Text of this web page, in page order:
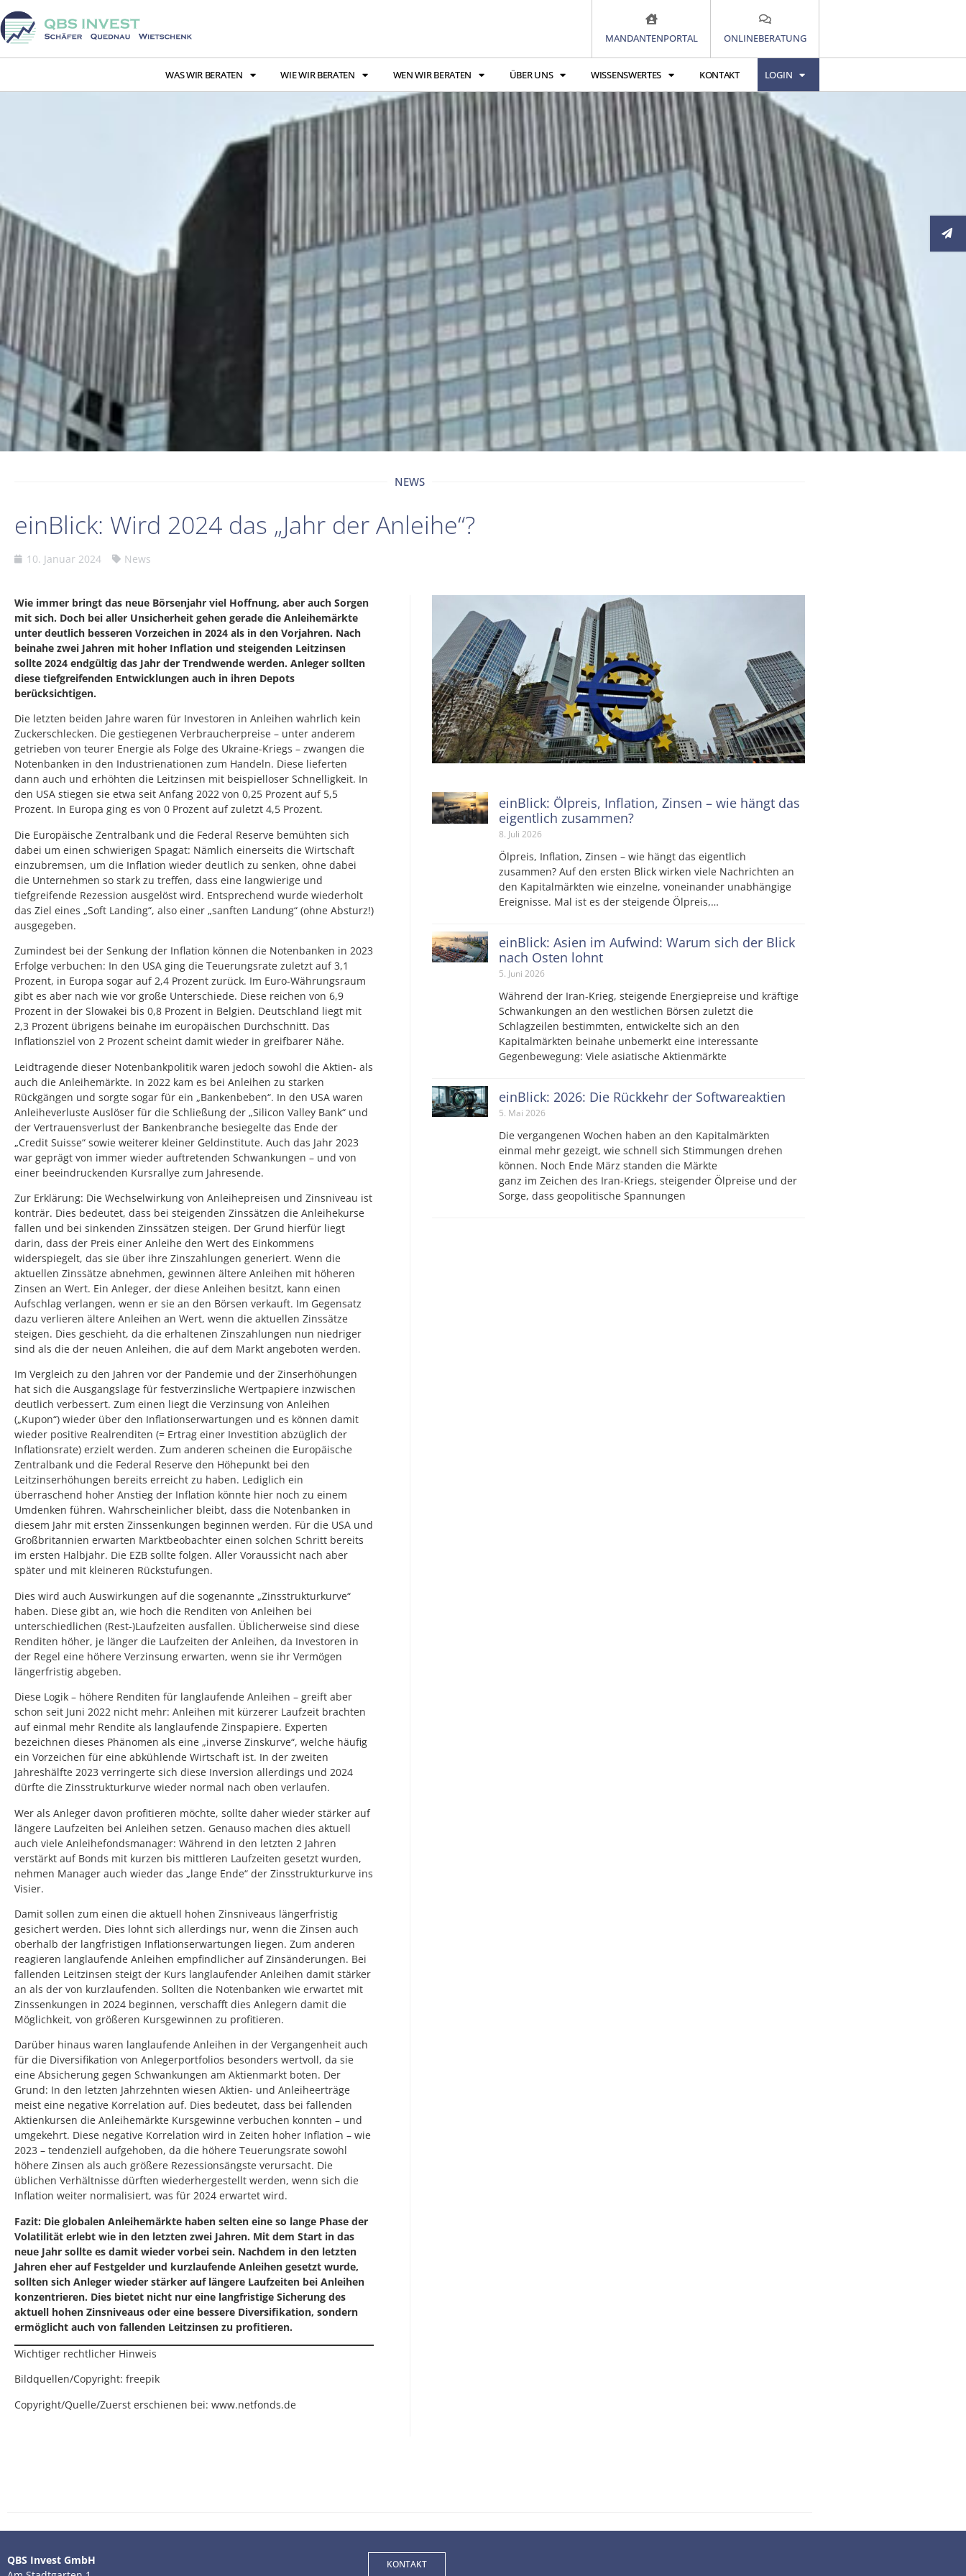
MANDANTENPORTAL ONLINEBERATUNG
WAS WIR BERATEN WIE WIR BERATEN WEN WIR BERATEN ÜBER UNS WISSENSWERTES KONTAKT LOGIN
NEWS
einBlick: Wird 2024 das „Jahr der Anleihe“?
10. Januar 2024 News
Wie immer bringt das neue Börsenjahr viel Hoffnung, aber auch Sorgen
mit sich. Doch bei aller Unsicherheit gehen gerade die Anleihemärkte
unter deutlich besseren Vorzeichen in 2024 als in den Vorjahren. Nach
beinahe zwei Jahren mit hoher Inflation und steigenden Leitzinsen
sollte 2024 endgültig das Jahr der Trendwende werden. Anleger sollten
diese tiefgreifenden Entwicklungen auch in ihren Depots
berücksichtigen.
Die letzten beiden Jahre waren für Investoren in Anleihen wahrlich kein
Zuckerschlecken. Die gestiegenen Verbraucherpreise – unter anderem
getrieben von teurer Energie als Folge des Ukraine-Kriegs – zwangen die
Notenbanken in den Industrienationen zum Handeln. Diese lieferten
dann auch und erhöhten die Leitzinsen mit beispielloser Schnelligkeit. In
den USA stiegen sie etwa seit Anfang 2022 von 0,25 Prozent auf 5,5
Prozent. In Europa ging es von 0 Prozent auf zuletzt 4,5 Prozent.
Die Europäische Zentralbank und die Federal Reserve bemühten sich
dabei um einen schwierigen Spagat: Nämlich einerseits die Wirtschaft
einzubremsen, um die Inflation wieder deutlich zu senken, ohne dabei
die Unternehmen so stark zu treffen, dass eine langwierige und
tiefgreifende Rezession ausgelöst wird. Entsprechend wurde wiederholt
das Ziel eines „Soft Landing“, also einer „sanften Landung“ (ohne Absturz!)
ausgegeben.
Zumindest bei der Senkung der Inflation können die Notenbanken in 2023
Erfolge verbuchen: In den USA ging die Teuerungsrate zuletzt auf 3,1
Prozent, in Europa sogar auf 2,4 Prozent zurück. Im Euro-Währungsraum
gibt es aber nach wie vor große Unterschiede. Diese reichen von 6,9
Prozent in der Slowakei bis 0,8 Prozent in Belgien. Deutschland liegt mit
2,3 Prozent übrigens beinahe im europäischen Durchschnitt. Das
Inflationsziel von 2 Prozent scheint damit wieder in greifbarer Nähe.
Leidtragende dieser Notenbankpolitik waren jedoch sowohl die Aktien- als
auch die Anleihemärkte. In 2022 kam es bei Anleihen zu starken
Rückgängen und sorgte sogar für ein „Bankenbeben“. In den USA waren
Anleiheverluste Auslöser für die Schließung der „Silicon Valley Bank“ und
der Vertrauensverlust der Bankenbranche besiegelte das Ende der
„Credit Suisse“ sowie weiterer kleiner Geldinstitute. Auch das Jahr 2023
war geprägt von immer wieder auftretenden Schwankungen – und von
einer beeindruckenden Kursrallye zum Jahresende.
Zur Erklärung: Die Wechselwirkung von Anleihepreisen und Zinsniveau ist
konträr. Dies bedeutet, dass bei steigenden Zinssätzen die Anleihekurse
fallen und bei sinkenden Zinssätzen steigen. Der Grund hierfür liegt
darin, dass der Preis einer Anleihe den Wert des Einkommens
widerspiegelt, das sie über ihre Zinszahlungen generiert. Wenn die
aktuellen Zinssätze abnehmen, gewinnen ältere Anleihen mit höheren
Zinsen an Wert. Ein Anleger, der diese Anleihen besitzt, kann einen
Aufschlag verlangen, wenn er sie an den Börsen verkauft. Im Gegensatz
dazu verlieren ältere Anleihen an Wert, wenn die aktuellen Zinssätze
steigen. Dies geschieht, da die erhaltenen Zinszahlungen nun niedriger
sind als die der neuen Anleihen, die auf dem Markt angeboten werden.
Im Vergleich zu den Jahren vor der Pandemie und der Zinserhöhungen
hat sich die Ausgangslage für festverzinsliche Wertpapiere inzwischen
deutlich verbessert. Zum einen liegt die Verzinsung von Anleihen
(„Kupon“) wieder über den Inflationserwartungen und es können damit
wieder positive Realrenditen (= Ertrag einer Investition abzüglich der
Inflationsrate) erzielt werden. Zum anderen scheinen die Europäische
Zentralbank und die Federal Reserve den Höhepunkt bei den
Leitzinserhöhungen bereits erreicht zu haben. Lediglich ein
überraschend hoher Anstieg der Inflation könnte hier noch zu einem
Umdenken führen. Wahrscheinlicher bleibt, dass die Notenbanken in
diesem Jahr mit ersten Zinssenkungen beginnen werden. Für die USA und
Großbritannien erwarten Marktbeobachter einen solchen Schritt bereits
im ersten Halbjahr. Die EZB sollte folgen. Aller Voraussicht nach aber
später und mit kleineren Rückstufungen.
Dies wird auch Auswirkungen auf die sogenannte „Zinsstrukturkurve“
haben. Diese gibt an, wie hoch die Renditen von Anleihen bei
unterschiedlichen (Rest-)Laufzeiten ausfallen. Üblicherweise sind diese
Renditen höher, je länger die Laufzeiten der Anleihen, da Investoren in
der Regel eine höhere Verzinsung erwarten, wenn sie ihr Vermögen
längerfristig abgeben.
Diese Logik – höhere Renditen für langlaufende Anleihen – greift aber
schon seit Juni 2022 nicht mehr: Anleihen mit kürzerer Laufzeit brachten
auf einmal mehr Rendite als langlaufende Zinspapiere. Experten
bezeichnen dieses Phänomen als eine „inverse Zinskurve“, welche häufig
ein Vorzeichen für eine abkühlende Wirtschaft ist. In der zweiten
Jahreshälfte 2023 verringerte sich diese Inversion allerdings und 2024
dürfte die Zinsstrukturkurve wieder normal nach oben verlaufen.
Wer als Anleger davon profitieren möchte, sollte daher wieder stärker auf
längere Laufzeiten bei Anleihen setzen. Genauso machen dies aktuell
auch viele Anleihefondsmanager: Während in den letzten 2 Jahren
verstärkt auf Bonds mit kurzen bis mittleren Laufzeiten gesetzt wurden,
nehmen Manager auch wieder das „lange Ende“ der Zinsstrukturkurve ins
Visier.
Damit sollen zum einen die aktuell hohen Zinsniveaus längerfristig
gesichert werden. Dies lohnt sich allerdings nur, wenn die Zinsen auch
oberhalb der langfristigen Inflationserwartungen liegen. Zum anderen
reagieren langlaufende Anleihen empfindlicher auf Zinsänderungen. Bei
fallenden Leitzinsen steigt der Kurs langlaufender Anleihen damit stärker
an als der von kurzlaufenden. Sollten die Notenbanken wie erwartet mit
Zinssenkungen in 2024 beginnen, verschafft dies Anlegern damit die
Möglichkeit, von größeren Kursgewinnen zu profitieren.
Darüber hinaus waren langlaufende Anleihen in der Vergangenheit auch
für die Diversifikation von Anlegerportfolios besonders wertvoll, da sie
eine Absicherung gegen Schwankungen am Aktienmarkt boten. Der
Grund: In den letzten Jahrzehnten wiesen Aktien- und Anleiheerträge
meist eine negative Korrelation auf. Dies bedeutet, dass bei fallenden
Aktienkursen die Anleihemärkte Kursgewinne verbuchen konnten – und
umgekehrt. Diese negative Korrelation wird in Zeiten hoher Inflation – wie
2023 – tendenziell aufgehoben, da die höhere Teuerungsrate sowohl
höhere Zinsen als auch größere Rezessionsängste verursacht. Die
üblichen Verhältnisse dürften wiederhergestellt werden, wenn sich die
Inflation weiter normalisiert, was für 2024 erwartet wird.
Fazit: Die globalen Anleihemärkte haben selten eine so lange Phase der
Volatilität erlebt wie in den letzten zwei Jahren. Mit dem Start in das
neue Jahr sollte es damit wieder vorbei sein. Nachdem in den letzten
Jahren eher auf Festgelder und kurzlaufende Anleihen gesetzt wurde,
sollten sich Anleger wieder stärker auf längere Laufzeiten bei Anleihen
konzentrieren. Dies bietet nicht nur eine langfristige Sicherung des
aktuell hohen Zinsniveaus oder eine bessere Diversifikation, sondern
ermöglicht auch von fallenden Leitzinsen zu profitieren.
Wichtiger rechtlicher Hinweis
Bildquellen/Copyright: freepik
Copyright/Quelle/Zuerst erschienen bei: www.netfonds.de
einBlick: Ölpreis, Inflation, Zinsen – wie hängt das
eigentlich zusammen?
8. Juli 2026
Ölpreis, Inflation, Zinsen – wie hängt das eigentlich
zusammen? Auf den ersten Blick wirken viele Nachrichten an
den Kapitalmärkten wie einzelne, voneinander unabhängige
Ereignisse. Mal ist es der steigende Ölpreis,…
einBlick: Asien im Aufwind: Warum sich der Blick
nach Osten lohnt
5. Juni 2026
Während der Iran-Krieg, steigende Energiepreise und kräftige
Schwankungen an den westlichen Börsen zuletzt die
Schlagzeilen bestimmten, entwickelte sich an den
Kapitalmärkten beinahe unbemerkt eine interessante
Gegenbewegung: Viele asiatische Aktienmärkte
einBlick: 2026: Die Rückkehr der Softwareaktien
5. Mai 2026
Die vergangenen Wochen haben an den Kapitalmärkten
einmal mehr gezeigt, wie schnell sich Stimmungen drehen
können. Noch Ende März standen die Märkte
ganz im Zeichen des Iran-Kriegs, steigender Ölpreise und der
Sorge, dass geopolitische Spannungen
QBS Invest GmbH
KONTAKT